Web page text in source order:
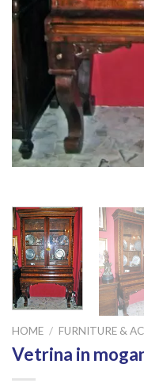
HOME / FURNITURE &
Vetrina in